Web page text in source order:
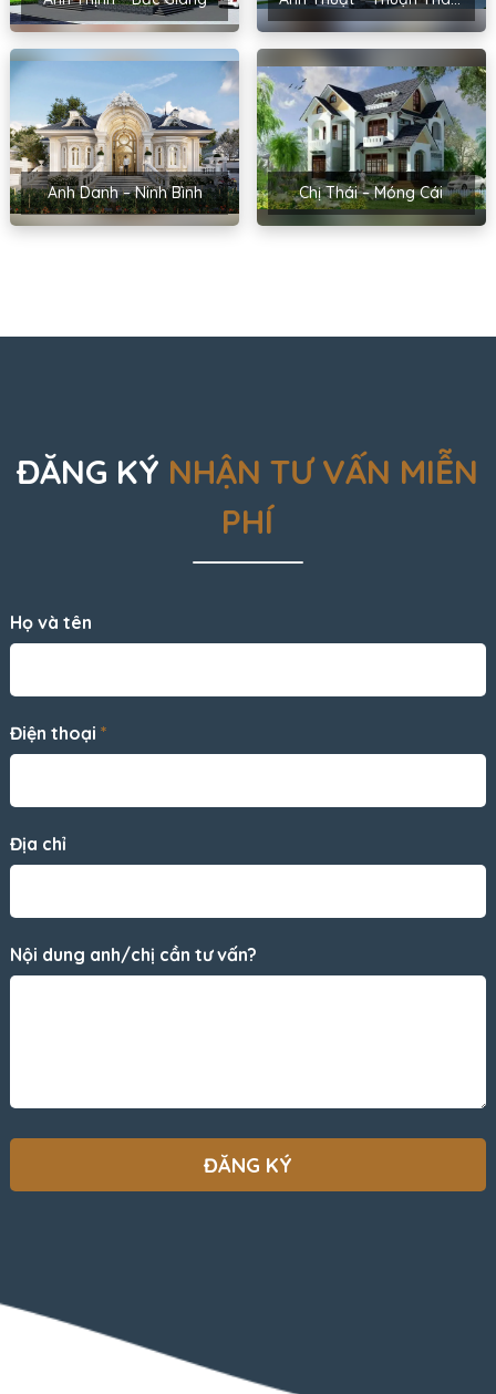
Anh Danh – Ninh Bình Chị Thái – Móng Cái
ĐĂNG KÝ NHẬN TƯ VẤN MIỄN
PHÍ
Họ và tên
Điện thoại *
Địa chỉ
Nội dung anh/chị cần tư vấn?